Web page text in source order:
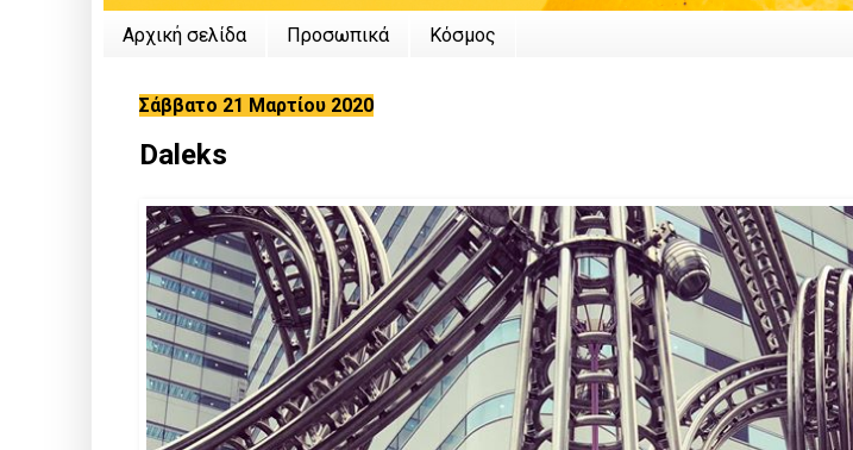
Αρχική σελίδα Προσωπικά Κόσμος
Σάββατο 21 Μαρτίου 2020
Daleks